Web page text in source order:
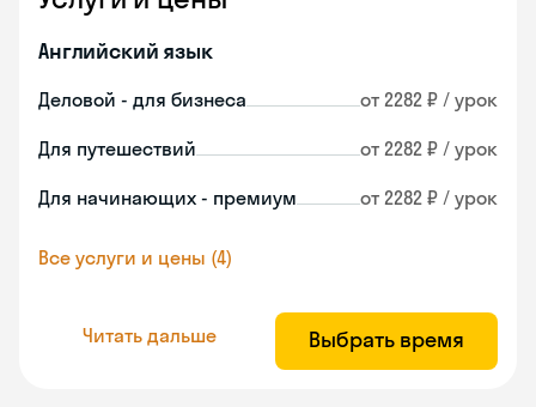
Английский язык
Деловой - для бизнеса от 2282 ₽ / урок
Для путешествий от 2282 ₽ / урок
Для начинающих - премиум от 2282 ₽ / урок
Все услуги и цены (4)
Читать дальше Выбрать время